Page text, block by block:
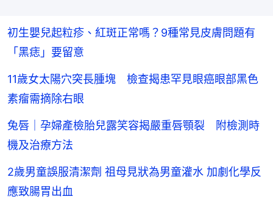
初生嬰兒起粒疹、紅斑正常嗎？9種常見皮膚問題有
「黑痣」要留意
11歲女太陽穴突長腫塊 檢查揭患罕見眼癌眼部黑色
素瘤需摘除右眼
兔唇｜孕婦產檢胎兒露笑容揭嚴重唇顎裂 附檢測時
機及治療方法
2歲男童誤服清潔劑 祖母見狀為男童灌水 加劇化學反
應致腸胃出血